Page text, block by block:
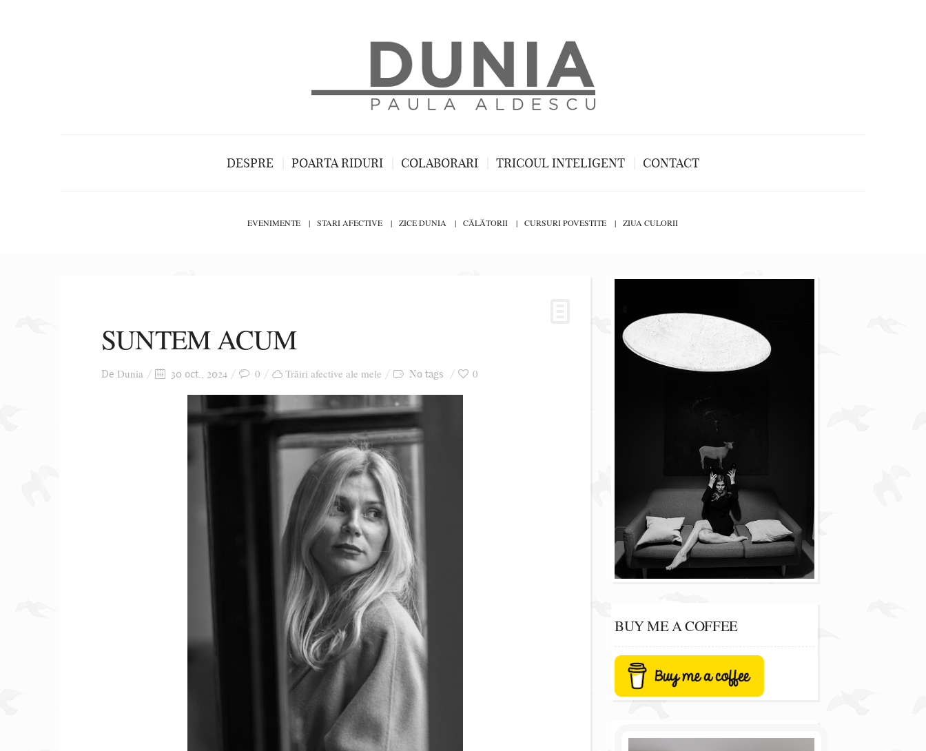
DESPRE POARTA RIDURI COLABORARI TRICOUL INTELIGENT CONTACT
EVENIMENTE STARI AFECTIVE ZICE DUNIA CĂLĂTORII CURSURI POVESTITE ZIUA CULORII
SUNTEM ACUM
De Dunia 30 oct., 2024 0 Trăiri afective ale mele No tags 0
BUY ME A COFFEE